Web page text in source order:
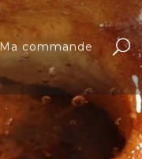
Ma commande